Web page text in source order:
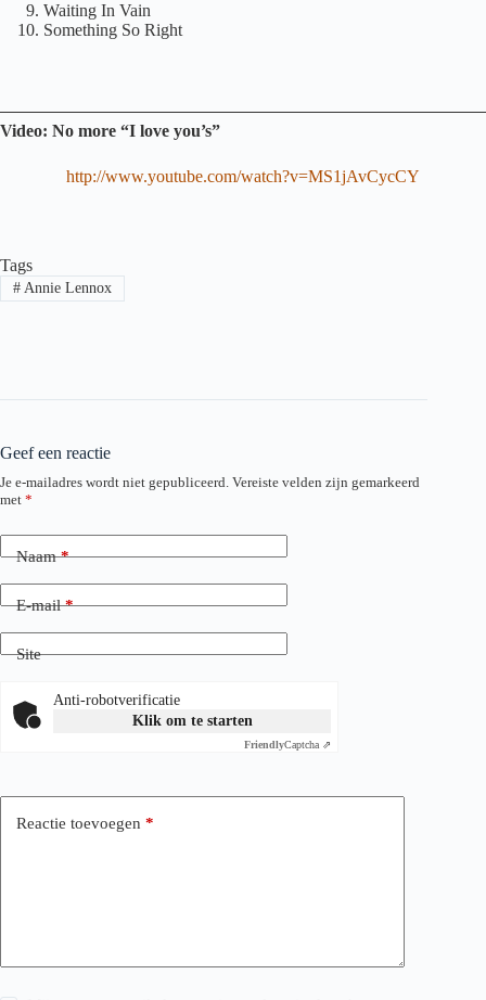
Waiting In Vain
Something So Right
Video: No more “I love you’s”
http://www.youtube.com/watch?v=MS1jAvCycCY
Tags
#Annie Lennox
Geef een reactie
Je e-mailadres wordt niet gepubliceerd. Vereiste velden zijn gemarkeerd
met *
Naam*
E-mail*
Site
Anti-robotverificatie
Klik om te starten
FriendlyCaptcha ⇗
Reactie toevoegen *